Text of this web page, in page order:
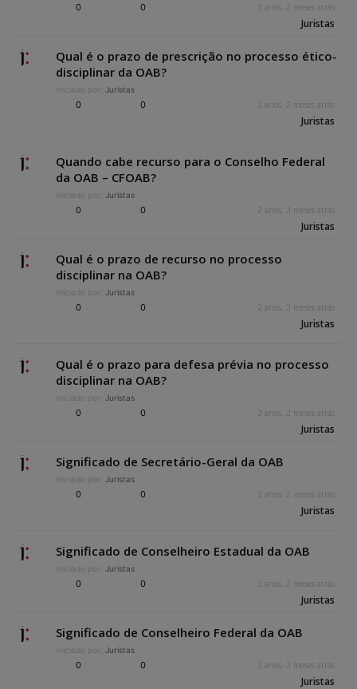
0 0 2 anos, 2 meses atrás
Juristas
Qual é o prazo de prescrição no processo ético-
disciplinar da OAB?
Iniciado por: Juristas
0 0 2 anos, 2 meses atrás
Juristas
Quando cabe recurso para o Conselho Federal
da OAB – CFOAB?
Iniciado por: Juristas
0 0 2 anos, 2 meses atrás
Juristas
Qual é o prazo de recurso no processo
disciplinar na OAB?
Iniciado por: Juristas
0 0 2 anos, 2 meses atrás
Juristas
Qual é o prazo para defesa prévia no processo
disciplinar na OAB?
Iniciado por: Juristas
0 0 2 anos, 2 meses atrás
Juristas
Significado de Secretário-Geral da OAB
Iniciado por: Juristas
0 0 2 anos, 2 meses atrás
Juristas
Significado de Conselheiro Estadual da OAB
Iniciado por: Juristas
0 0 2 anos, 2 meses atrás
Juristas
Significado de Conselheiro Federal da OAB
Iniciado por: Juristas
0 0 2 anos, 2 meses atrás
Juristas